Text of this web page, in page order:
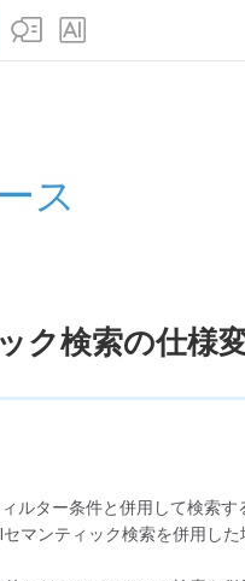
ス
ク検索の仕様
ルター条件と併用して検索
マンティック検索を併用し